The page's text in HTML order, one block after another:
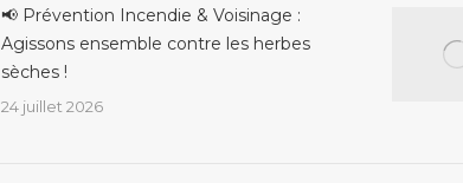
📢 Prévention Incendie & Voisinage :
Agissons ensemble contre les herbes
sèches !
24 juillet 2026